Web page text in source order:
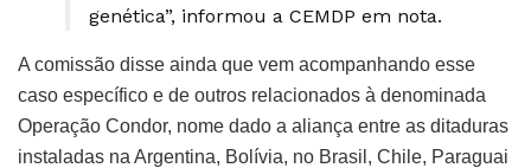
genética”, informou a CEMDP em nota.
A comissão disse ainda que vem acompanhando esse
caso específico e de outros relacionados à denominada
Operação Condor, nome dado a aliança entre as ditaduras
instaladas na Argentina, Bolívia, no Brasil, Chile, Paraguai